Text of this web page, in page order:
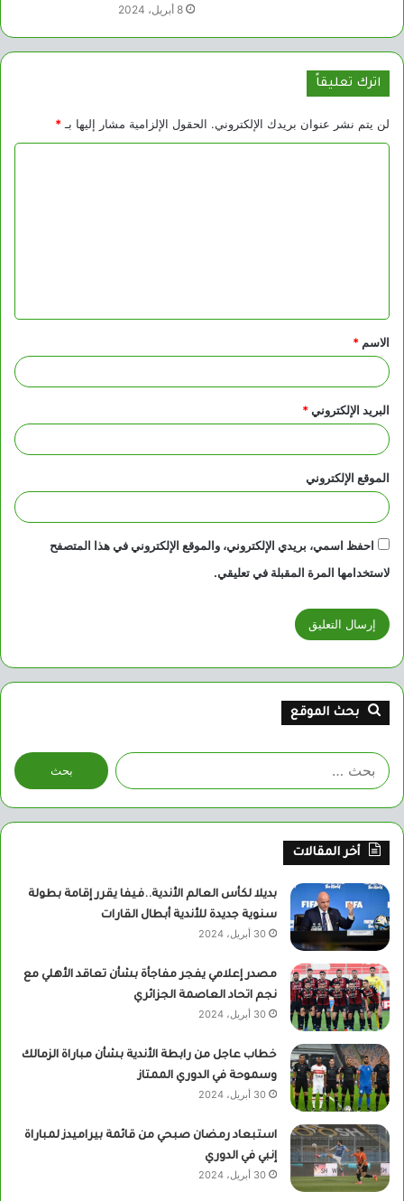
8 أبريل، 2024
اترك تعليقاً
لن يتم نشر عنوان بريدك الإلكتروني. الحقول الإلزامية مشار إليها بـ *
ق
*
الاسم *
البريد الإلكتروني*
الموقع الإلكتروني
احفظ اسمي، بريدي الإلكتروني، والموقع الإلكتروني في هذا المتصفح
لاستخدامها المرة المقبلة في تعليقي.
بحث الموقع
البحث
عن:
أخر المقالات
بديلا لكأس العالم الأندية..فيفا يقرر إقامة بطولة
سنوية جديدة للأندية أبطال القارات
30 أبريل، 2024
مصدر إعلامي يفجر مفاجأة بشأن تعاقد الأهلي مع
نجم اتحاد العاصمة الجزائري
30 أبريل، 2024
خطاب عاجل من رابطة الأندية بشأن مباراة الزمالك
وسموحة في الدوري الممتاز
30 أبريل، 2024
استبعاد رمضان صبحي من قائمة بيراميدز لمباراة
إنبي في الدوري
30 أبريل، 2024